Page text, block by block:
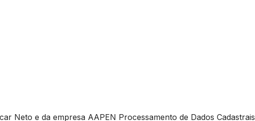
Neto e da empresa AAPEN Processamento de Dados Cadastrais